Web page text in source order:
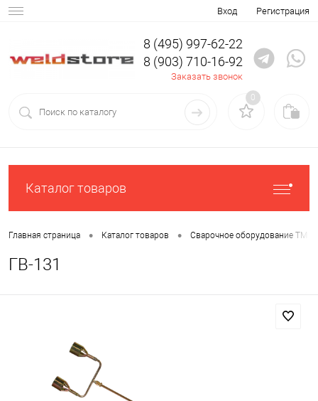
Вход Регистрация
8 (495) 997-62-22
8 (903) 710-16-92
Заказать звонок
0
Каталог товаров
Главная страница • Каталог товаров • Сварочное оборудование ТМ
ГВ-131